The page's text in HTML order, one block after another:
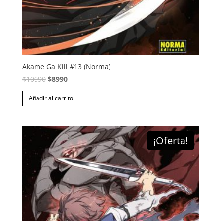
Akame Ga Kill #13 (Norma)
$10990 El
precio
original
$10990.
$8990El
precio
actual
$8990.
Añadir al carrito
¡Oferta!